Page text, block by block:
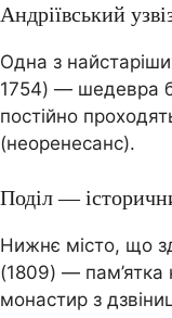
Андріївський
Одна з
1754) — шедевра
постійно
(неоренесанс).
Поділ —
Нижнє місто, що
(1809) — пам’ятка
монастир з